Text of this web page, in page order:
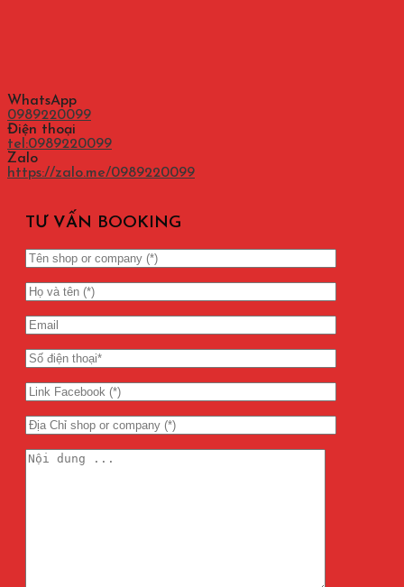
WhatsApp
0989220099
Điện thoại
tel:0989220099
Zalo
https://zalo.me/0989220099
TƯ VẤN BOOKING